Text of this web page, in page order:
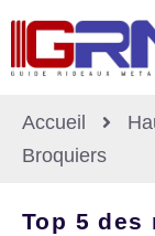
Accueil
Broquiers
Top 5 des